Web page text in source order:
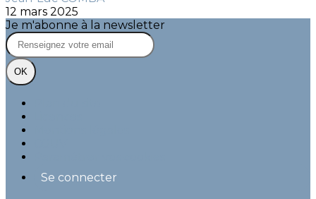
12 mars 2025
Je m'abonne à la newsletter
OK
Se connecter